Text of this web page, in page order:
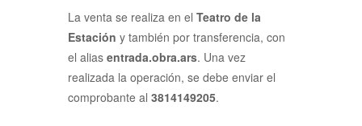
La venta se realiza en el Teatro de la
Estación y también por transferencia, con
el alias entrada.obra.ars. Una vez
realizada la operación, se debe enviar el
comprobante al 3814149205.